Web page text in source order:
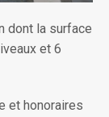
dont la surface
et 6
et honoraires